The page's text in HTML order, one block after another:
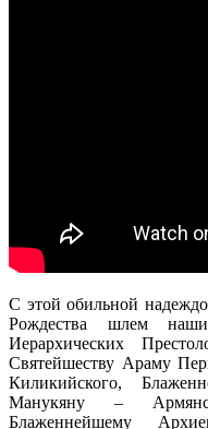
С этой обильной
Рождества шлем наши
Иерархических
Святейшеству Араму
Киликийского,
Манукяну –
Блаженнейшему